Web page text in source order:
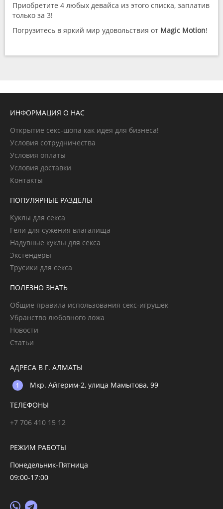
Приобретите 4 любых девайса из этого списка, заплатив
только за 3!
Погрузитесь в яркий мир удовольствия от Magic Motion!
ИНФОРМАЦИЯ О НАС
Открытие секс-шопа как идея для бизнеса!
Условия сотрудничества
Условия оплаты
Условия доставки
Контакты
ПОПУЛЯРНЫЕ РАЗДЕЛЫ
Куклы для секса
Гели для сужения влагалища
Надувные куклы для секса
Экстендеры
Трусики для секса
ПОЛЕЗНО ЗНАТЬ
Общие правила использования секс-игрушек
Убранство любовного ложа
Новости
Статьи
АДРЕСА В Г. АЛМАТЫ
Мкр. Айгерим-2, улица Мамытова, 99
ТЕЛЕФОНЫ
+7 706 410 15 12
РЕЖИМ РАБОТЫ
Понедельник-Пятница
09:00-17:00